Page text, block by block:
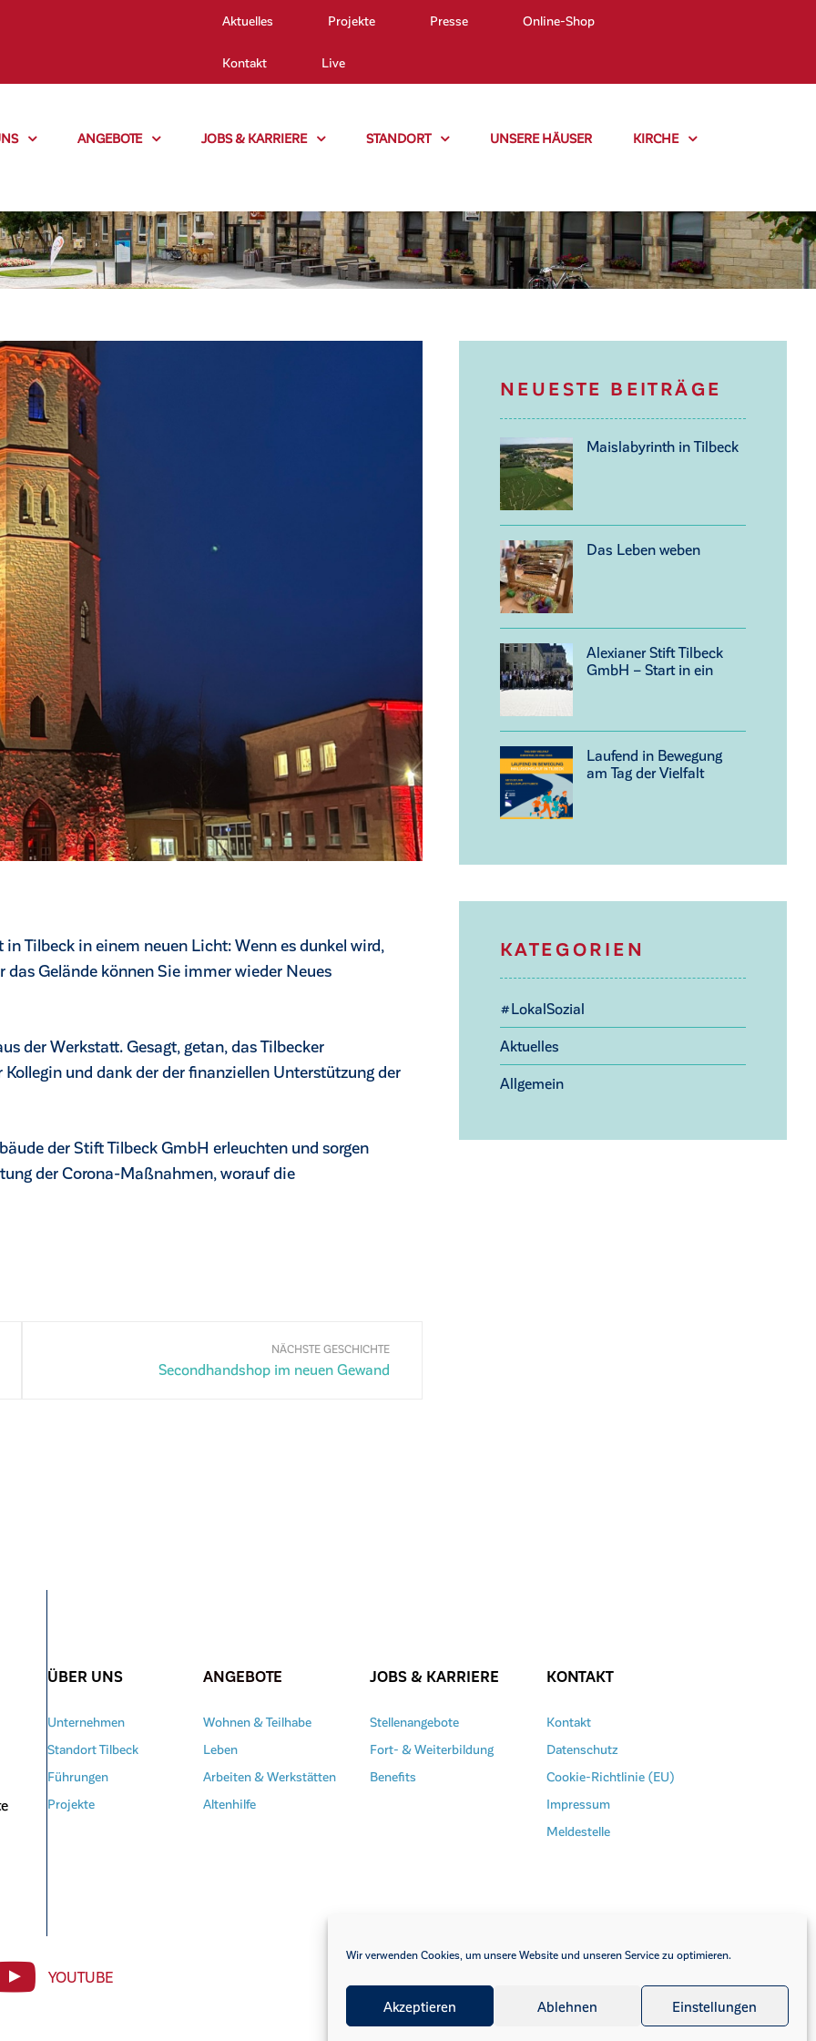
Wir verwenden Cookies, um unsere Website und unseren Service zu optimieren.
Akzeptieren Ablehnen Einstellungen
Aktuelles Projekte Presse Online-Shop
Kontakt Live
ANGEBOTE JOBS & KARRIERE STANDORT UNSERE HÄUSER KIRCHE
Tilbeck in einem neuen Licht: Wenn es dunkel wird,
Gelände können Sie immer wieder Neues
der Werkstatt. Gesagt, getan, das Tilbecker
und dank der der finanziellen Unterstützung der
der Stift Tilbeck GmbH erleuchten und sorgen
der Corona-Maßnahmen, worauf die
NÄCHSTE GESCHICHTE
Secondhandshop im neuen Gewand
NEUESTE BEITRÄGE
Maislabyrinth in Tilbeck
Das Leben weben
Alexianer Stift Tilbeck
GmbH – Start in ein
Laufend in Bewegung
am Tag der Vielfalt
KATEGORIEN
#LokalSozial
Aktuelles
Allgemein
ÜBER UNS
Unternehmen
Standort Tilbeck
Führungen
Projekte
ANGEBOTE
Wohnen & Teilhabe
Leben
Arbeiten & Werkstätten
Altenhilfe
JOBS & KARRIERE
Stellenangebote
Fort- & Weiterbildung
Benefits
KONTAKT
Kontakt
Datenschutz
Cookie-Richtlinie (EU)
Impressum
Meldestelle
YOUTUBE